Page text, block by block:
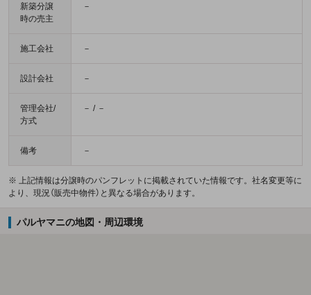
新築分譲
時の売主
－
施工会社 －
設計会社 －
管理会社/
方式
－ / －
備考 －
※ 上記情報は分譲時のパンフレットに掲載されていた情報です。社名変更等に
より、現況（販売中物件）と異なる場合があります。
パルヤマニの地図・周辺環境